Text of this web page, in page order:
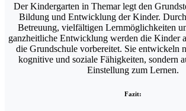
Der Kindergarten in Themar legt den
Bildung und Entwicklung der Kinder.
Betreuung, vielfältigen Lernmöglichkeiten
ganzheitliche Entwicklung werden die Kinder
die Grundschule vorbereitet. Sie entwickeln
kognitive und soziale Fähigkeiten, sondern
Einstellung zum Lernen.
Fazit: